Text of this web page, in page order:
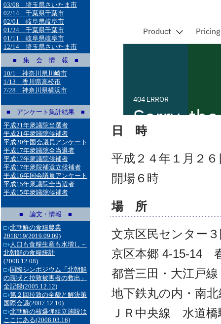
03/08 埼玉県さいたま市
02/14 千葉県千葉市
02/01 岐阜県岐阜市
01/24 千葉県千葉市
01/11 岐阜県岐阜市
12/14 埼玉県さいたま市
■ 集 会 情 報 ■
10/1 神奈川県川崎市
1/13 香川県高松市
7/28 神奈川県横浜市
■ アンケート集計結果 ■
平成21年衆議院当選者
平成21年衆議院候補者
平成20年国会議員アンケート
平成17年衆議院全当選者
平成17年衆議院候補者
平成17年衆院補選立候補者
平成16年国会議員アンケート
平成15年衆議院全当選者
平成15年衆議院候補者
■ 論文・情報 ■
北朝鮮の食糧農業
2018/19(2019.09.09)
人口も食糧生産も水増し－
北朝鮮の食糧統計
(2008.12.08)
国際シンポジウム「北朝鮮
の現状と拉致被害者の救出」
全記録(2005.12.12)
第２回拉致の全貌と解決策
国際会議(2007.12.10)
北朝鮮の核爆弾組立施設は
ここにある(2008.03.16)
日 時
平成２４年１月２
開場６時
場 所
文京区民センター
京区本郷 4-15-14
都営三田・大江戸
地下鉄丸の内・南
ＪＲ中央線 水道橋